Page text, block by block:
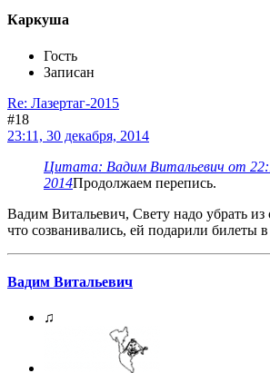
Каркуша
Гость
Записан
Re: Лазертаг-2015
#18
23:11, 30 декабря, 2014
Цитата: Вадим Витальевич от
2014Продолжаем перепись.
Вадим Витальевич, Свету надо убрать из
что созванивались, ей подарили билеты в
Вадим Витальевич
♫